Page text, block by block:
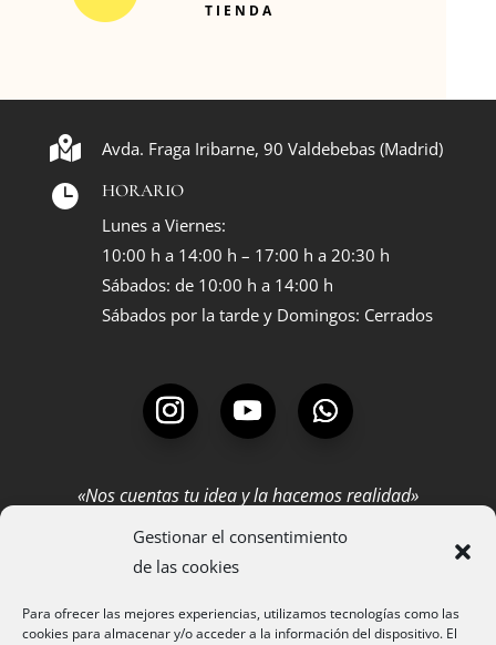
Gestionar el consentimiento
de las cookies
Para ofrecer las mejores experiencias, utilizamos tecnologías como las
cookies para almacenar y/o acceder a la información del dispositivo. El
TIENDA
 Avda. Fraga Iribarne, 90 Valdebebas (Madrid)

HORARIO
Lunes a Viernes:
10:00 h a 14:00 h – 17:00 h a 20:30 h
Sábados: de 10:00 h a 14:00 h
Sábados por la tarde y Domingos: Cerrados
«Nos cuentas tu idea y la hacemos realidad»
SERVICIOS
PROYECTOS
TIENDA